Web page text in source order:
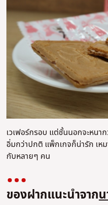
เวเฟอร์กรอบ แต่ชั้นนอกจะหนา
อิ่มกว่าปกติ แพ็กเกจก็น่ารัก เห
กับหลายๆ คน
ของฝากแนะนำจาก